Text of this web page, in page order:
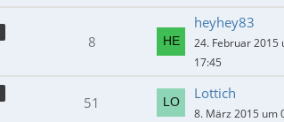
8
heyhey83
24. Februar 2015
17:45
51
Lottich
8. März 2015 um